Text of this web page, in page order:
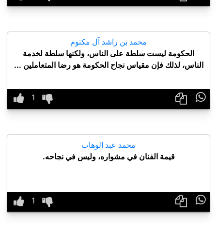
محمد بن راشد آل مكتوم
الحكومة ليست سلطة على الناس، ولكنها سلطة لخدمة
الناس، لذلك فإن مقياس نجاح الحكومة هو رضا المتعاملين ...

محمد عبد الوهاب
قيمة الفنان في مشواره، وليس في نجاحه.
